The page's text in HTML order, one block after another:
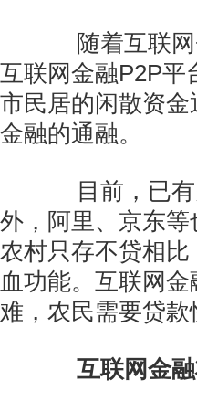
随着互联网+
互联网金融P2P平
市民居的闲散资
金融的通融。
目前，已有
外，阿里、京东
农村只存不贷相
血功能。互联网
难，农民需要贷款
互联网金